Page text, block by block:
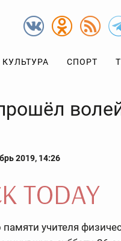
КУЛЬТУРА СПОРТ
2019, 14:26
учителя